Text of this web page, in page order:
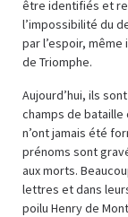
être identifiés et
l’impossibilité du
par l’espoir,
de Triomphe.
Aujourd’hui, ils
champs de bataille
n’ont jamais été
prénoms sont
aux morts.
lettres et dans
poilu Henry de